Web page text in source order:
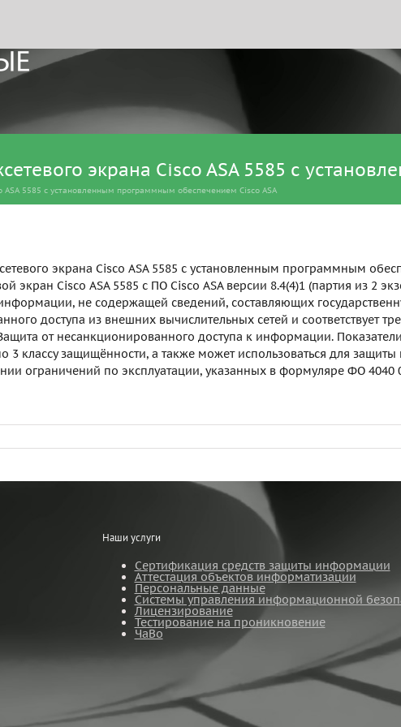
экрана Cisco ASA 5585 с
5585 с установленным программным обеспечением Cisco ASA
экрана Cisco ASA 5585 с установленным программным
экран Cisco ASA 5585 с ПО Cisco ASA версии 8.4(4)1 (партия из 2
не содержащей сведений, составляющих
доступа из внешних вычислительных сетей и соответствует
от несанкционированного доступа к информации.
3 классу защищённости, а также может использоваться для
ограничений по эксплуатации, указанных в формуляре ФО 4040
Наши услуги
Сертификация средств защиты информации
Аттестация объектов информатизации
Персональные данные
Системы управления информационной
Лицензирование
Тестирование на проникновение
ЧаВо